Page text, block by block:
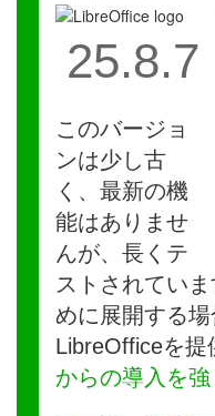
25.8.7
このバージョ
ンは少し古
く、最新の機
能はありませ
んが、長くテ
ストされてい
めに展開する
LibreOfficeを提
からの導入を